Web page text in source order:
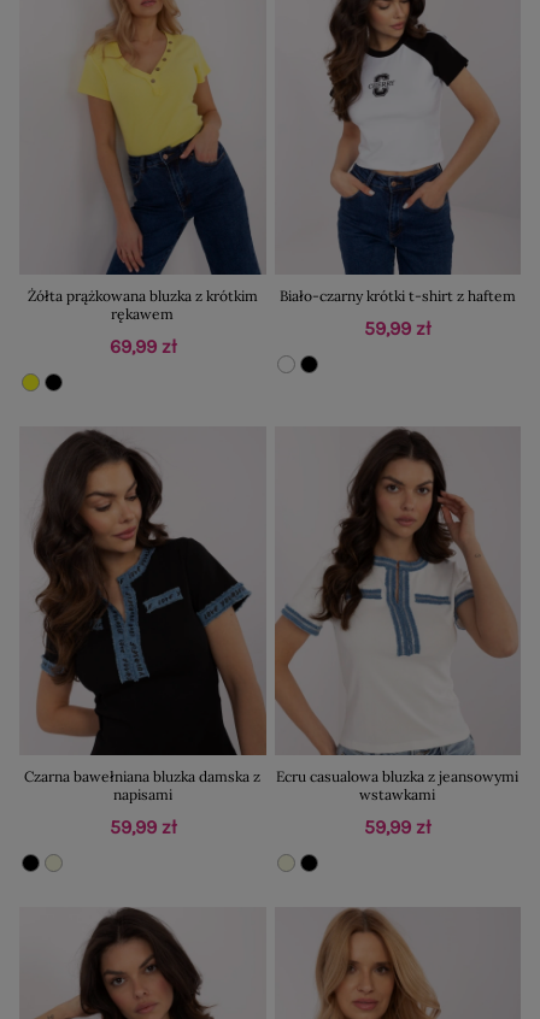
Żółta prążkowana bluzka z krótkim
rękawem
69,99 zł
Biało-czarny krótki t-shirt z haftem
59,99 zł
Czarna bawełniana bluzka damska z
napisami
59,99 zł
Ecru casualowa bluzka z jeansowymi
wstawkami
59,99 zł